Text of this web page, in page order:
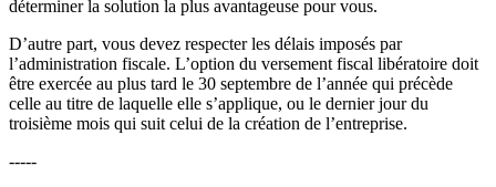
déterminer la solution la plus avantageuse pour vous.
D’autre part, vous devez respecter les délais imposés par
l’administration fiscale. L’option du versement fiscal libératoire doit
être exercée au plus tard le 30 septembre de l’année qui précède
celle au titre de laquelle elle s’applique, ou le dernier jour du
troisième mois qui suit celui de la création de l’entreprise.
-----